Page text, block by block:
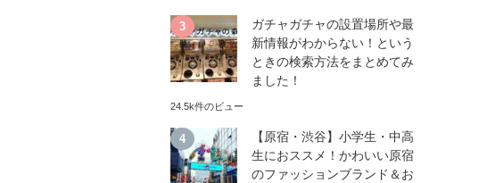
ガチャガチャの設置場所や最
新情報がわからない！という
ときの検索方法をまとめてみ
ました！
24.5k件のビュー
【原宿・渋谷】小学生・中高
生におススメ！かわいい原宿
のファッションブランド＆お